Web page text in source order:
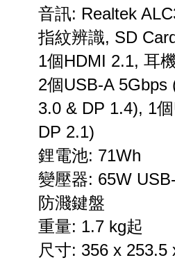
音訊: Realtek
指紋辨識, SD
1個HDMI 2.1, 耳
2個USB-A 5Gbps
3.0 & DP 1.4), 1
DP 2.1)
鋰電池: 71Wh
變壓器: 65W
防濺鍵盤
重量: 1.7 kg起
尺寸: 356 x 253.5